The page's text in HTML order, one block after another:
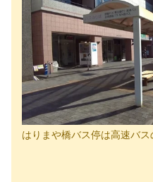
はりまや橋バス停は高速バス